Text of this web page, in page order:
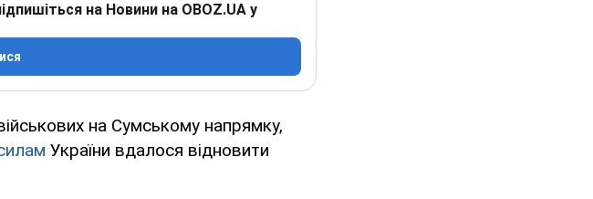
на Новини на OBOZ.UA у
на Сумському напрямку,
України вдалося відновити